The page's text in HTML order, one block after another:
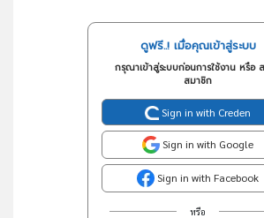
ดูฟรี..! เมื่อคุณเข้าสู่ระบบ
กรุณาเข้าสู่ระบบก่อนการใช้งาน หรือ
สมาชิก
Sign in with Creden
Sign in with Google
Sign in with Facebook
หรือ